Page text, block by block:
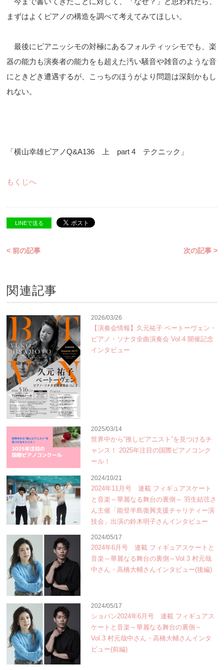
まずはよくピアノの構造を調べて考えてみてほしい。
最後にピアニッシモの対極にあるフォルティッシモでも、楽
器の能力も演奏者の能力をも超えた汚い騒音や雑音のような音
にときどき遭遇するが、こっちのほうがより問題は深刻かもし
れない。
「横山幸雄ピアノQ&A136 上 part 4 テクニック」
もくじへ
LINEで送る
< 前の記事 次の記事 >
関連記事
2026/03/26
【演奏会情報】久元祐子 ベートーヴェン・
ピアノ・ソナタ全曲演奏会 Vol.4 開催記念
インタビュー
2025/03/14
世界中から“推しピアニスト”を見つけるチ
ャンス！ 2025年注目の国際ピアノコンク
ール！
2024/10/21
2024年11月号 連載 フィギュアスケート
と音楽～華麗なる舞台の裏側～ 羽生結弦さ
ん主催「能登半島復興支援チャリティー演
技会」出演の鈴木明子さんインタビュー
2024/05/17
2024年6月号 連載 フィギュアスケートと
音楽～華麗なる舞台の裏側～Vol.3 村元哉
中さん・高橋大輔さんインタビュー(後編)
2024/05/17
ショパン2024年6月号 連載 フィギュアス
ケートと音楽～華麗なる舞台の裏側～
Vol.3 村元哉中さん・高橋大輔さんインタ
ビュー(前編)